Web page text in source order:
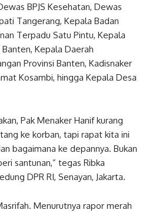
BPJS Kesehatan, Dewas
Tangerang, Kepala Badan
Terpadu Satu Pintu, Kepala
Kepala Daerah
Provinsi Banten, Kadisnaker
Kosambi, hingga Kepala Desa
Pak Menaker Hanif kurang
ke korban, tapi rapat kita ini
bagaimana ke depannya. Bukan
santunan,” tegas Ribka
DPR RI, Senayan, Jakarta.
Menurutnya rapor merah